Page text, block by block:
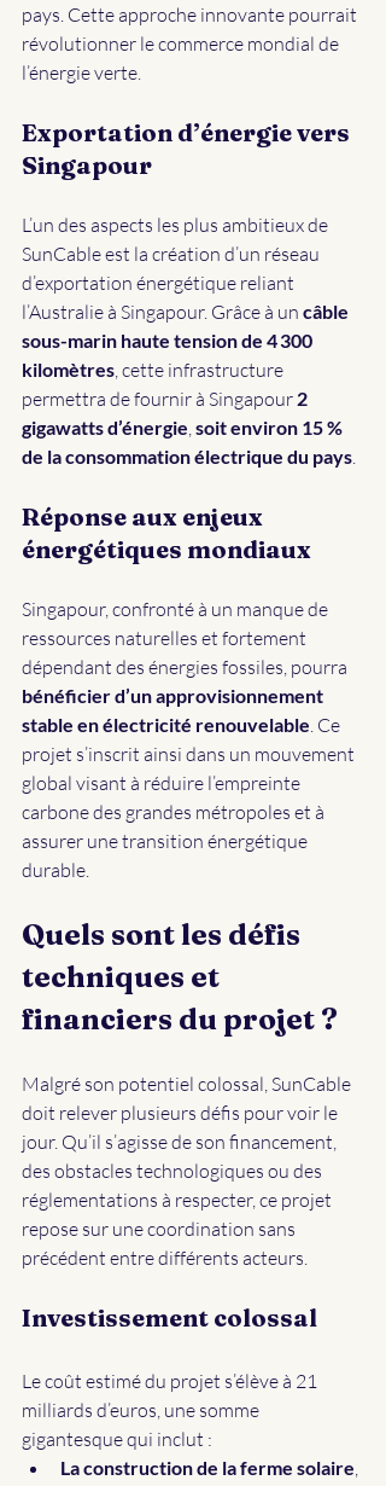
pays. Cette approche innovante pourrait
révolutionner le commerce mondial de
l’énergie verte.
Exportation d’énergie vers
Singapour
L’un des aspects les plus ambitieux de
SunCable est la création d’un réseau
d’exportation énergétique reliant
l’Australie à Singapour. Grâce à un câble
sous-marin haute tension de 4 300
kilomètres, cette infrastructure
permettra de fournir à Singapour 2
gigawatts d’énergie, soit environ 15 %
de la consommation électrique du pays.
Réponse aux enjeux
énergétiques mondiaux
Singapour, confronté à un manque de
ressources naturelles et fortement
dépendant des énergies fossiles, pourra
bénéficier d’unapprovisionnement
stable en électricité renouvelable. Ce
projet s’inscrit ainsi dans un mouvement
global visant à réduire l’empreinte
carbone des grandes métropoles et à
assurer une transition énergétique
durable.
Quels sont les défis
techniques et
financiers du projet ?
Malgré son potentiel colossal, SunCable
doit relever plusieurs défis pour voir le
jour. Qu’il s’agisse de son financement,
des obstacles technologiques ou des
réglementations à respecter, ce projet
repose sur une coordination sans
précédent entre différents acteurs.
Investissement colossal
Le coût estimé du projet s’élève à 21
milliards d’euros, une somme
gigantesque qui inclut :
La construction de la ferme solaire,